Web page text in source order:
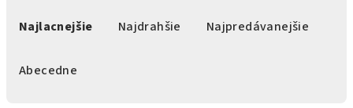
Najlacnejšie Najdrahšie Najpredávanejšie
Abecedne